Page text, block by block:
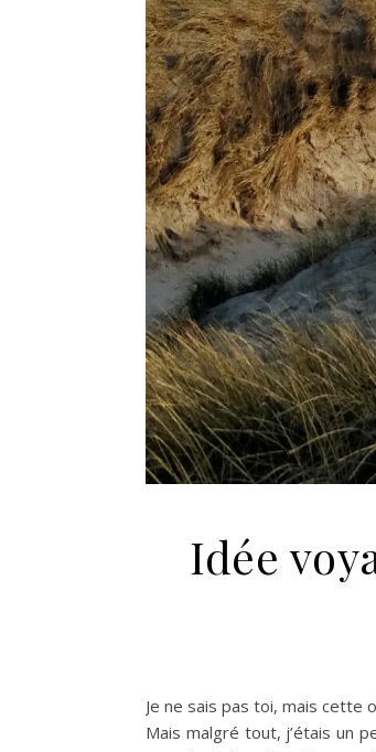
Idée
Je ne sais pas toi, mais cette
Mais malgré tout, j’étais un